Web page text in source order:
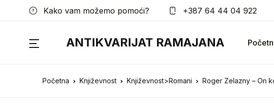
Kako vam možemo pomoći? +387 64 44 04 922
ANTIKVARIJAT RAMAJANA
Početna Književnost Književnost>Romani Roger Zelazny – On